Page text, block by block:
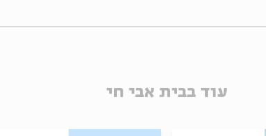
עוד בבית אבי חי